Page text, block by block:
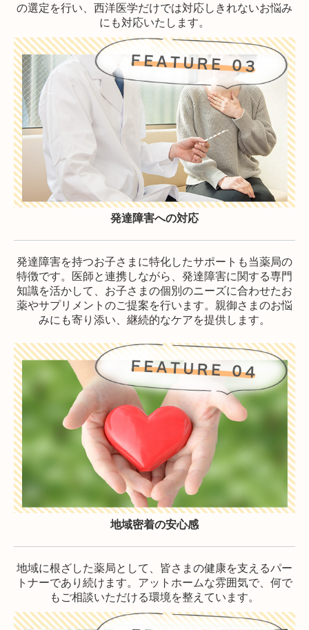
の選定を行い、西洋医学だけでは対応しきれないお悩み
にも対応いたします。
発達障害への対応
発達障害を持つお子さまに特化したサポートも当薬局の
特徴です。医師と連携しながら、発達障害に関する専門
知識を活かして、お子さまの個別のニーズに合わせたお
薬やサプリメントのご提案を行います。親御さまのお悩
みにも寄り添い、継続的なケアを提供します。
地域密着の安心感
地域に根ざした薬局として、皆さまの健康を支えるパー
トナーであり続けます。アットホームな雰囲気で、何で
もご相談いただける環境を整えています。